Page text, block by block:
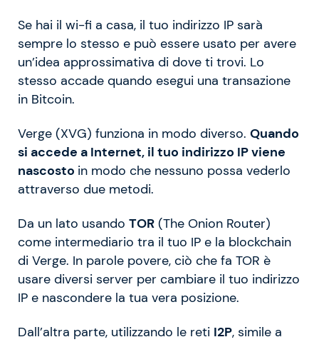
Se hai il wi-fi a casa, il tuo indirizzo IP sarà
sempre lo stesso e può essere usato per avere
un’idea approssimativa di dove ti trovi. Lo
stesso accade quando esegui una transazione
in Bitcoin.
Verge (XVG) funziona in modo diverso. Quando
si accede a Internet, il tuo indirizzo IP viene
nascosto in modo che nessuno possa vederlo
attraverso due metodi.
Da un lato usando TOR (The Onion Router)
come intermediario tra il tuo IP e la blockchain
di Verge. In parole povere, ciò che fa TOR è
usare diversi server per cambiare il tuo indirizzo
IP e nascondere la tua vera posizione.
Dall’altra parte, utilizzando le reti I2P, simile a